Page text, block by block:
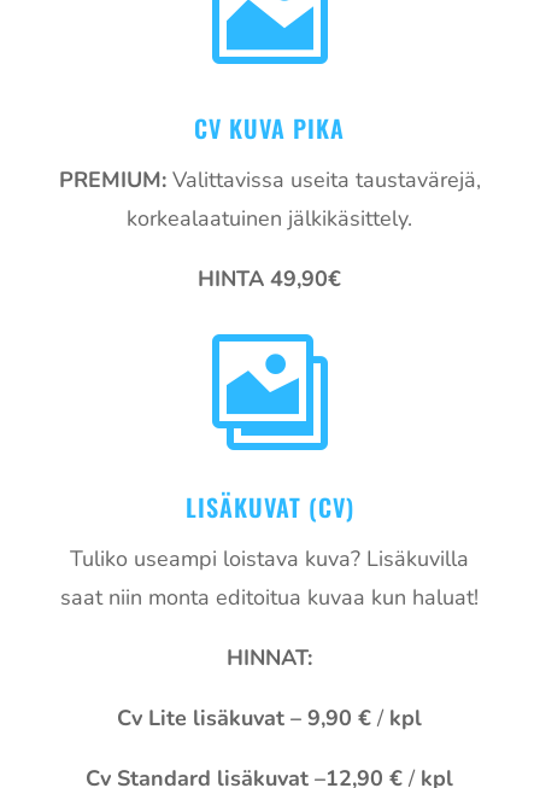
CV KUVA PIKA
PREMIUM: Valittavissa useita taustavärejä,
korkealaatuinen jälkikäsittely.
HINTA 49,90€

LISÄKUVAT (CV)
Tuliko useampi loistava kuva? Lisäkuvilla
saat niin monta editoitua kuvaa kun haluat!
HINNAT:
Cv Lite lisäkuvat – 9,90 € / kpl
Cv Standard lisäkuvat –12,90 € / kpl